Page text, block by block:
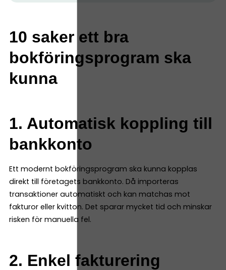
10 saker ett bra
bokföringsprogram ska
kunna
1. Automatisk koppling till
bankkonto
Ett modernt bokföringsprogram ska kunna kopplas
direkt till företagets bankkonto. Då importeras
transaktioner automatiskt och kan matchas mot
fakturor eller kvitton. Det sparar mycket tid och minskar
risken för manuella fel.
2. Enkel fakturering